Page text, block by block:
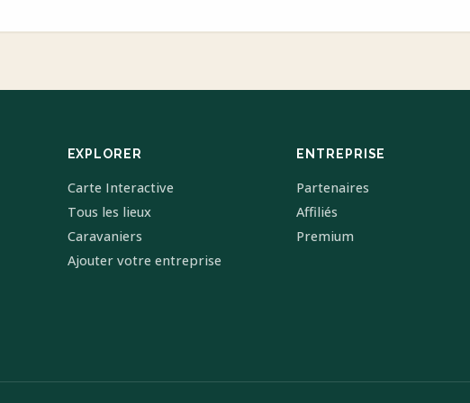
EXPLORER
Carte Interactive
Tous les lieux
Caravaniers
Ajouter votre entreprise
ENTREPRISE
Partenaires
Affiliés
Premium